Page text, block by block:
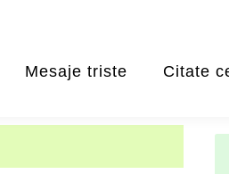
Mesaje triste Citate